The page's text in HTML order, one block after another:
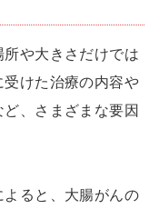
や大きさだけでは
けた治療の内容や
、さまざまな要因
ると、大腸がんの